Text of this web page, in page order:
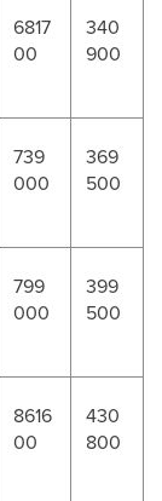
6817
00
340
900
739
000
369
500
799
000
399
500
8616
00
430
800